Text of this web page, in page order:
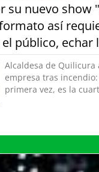
su nuevo show
así
público, echar
Alcaldesa de
empresa tras incendio:
primera vez, es la